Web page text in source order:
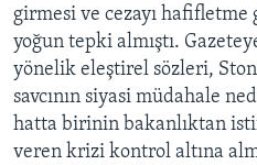
girmesi ve cezayı
yoğun tepki almıştı.
yönelik eleştirel sözleri,
savcının siyasi müdahale
hatta birinin bakanlıktan
veren krizi kontrol altına